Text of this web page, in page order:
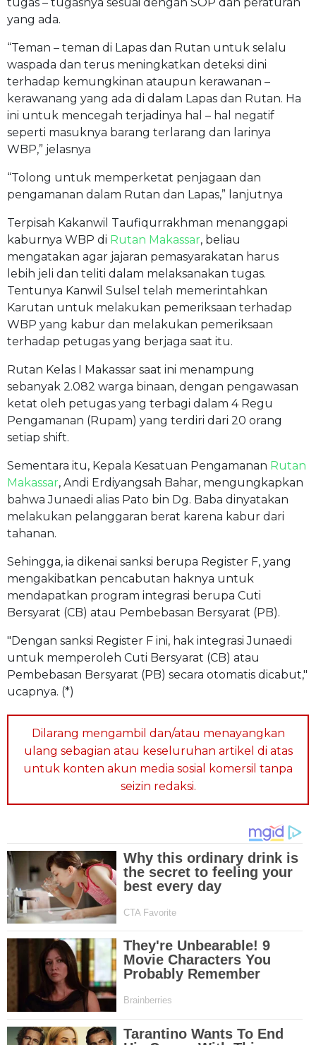
yang ada.
“Teman – teman di Lapas dan Rutan untuk selalu
waspada dan terus meningkatkan deteksi dini
terhadap kemungkinan ataupun kerawanan –
kerawanang yang ada di dalam Lapas dan Rutan. Ha
ini untuk mencegah terjadinya hal – hal negatif
seperti masuknya barang terlarang dan larinya
WBP,” jelasnya
“Tolong untuk memperketat penjagaan dan
pengamanan dalam Rutan dan Lapas,” lanjutnya
Terpisah Kakanwil Taufiqurrakhman menanggapi
kaburnya WBP di Rutan Makassar, beliau
mengatakan agar jajaran pemasyarakatan harus
lebih jeli dan teliti dalam melaksanakan tugas.
Tentunya Kanwil Sulsel telah memerintahkan
Karutan untuk melakukan pemeriksaan terhadap
WBP yang kabur dan melakukan pemeriksaan
terhadap petugas yang berjaga saat itu.
Rutan Kelas I Makassar saat ini menampung
sebanyak 2.082 warga binaan, dengan pengawasan
ketat oleh petugas yang terbagi dalam 4 Regu
Pengamanan (Rupam) yang terdiri dari 20 orang
setiap shift.
Sementara itu, Kepala Kesatuan Pengamanan Rutan
Makassar, Andi Erdiyangsah Bahar, mengungkapkan
bahwa Junaedi alias Pato bin Dg. Baba dinyatakan
melakukan pelanggaran berat karena kabur dari
tahanan.
Sehingga, ia dikenai sanksi berupa Register F, yang
mengakibatkan pencabutan haknya untuk
mendapatkan program integrasi berupa Cuti
Bersyarat (CB) atau Pembebasan Bersyarat (PB).
"Dengan sanksi Register F ini, hak integrasi Junaedi
untuk memperoleh Cuti Bersyarat (CB) atau
Pembebasan Bersyarat (PB) secara otomatis dicabut,"
ucapnya. (*)
Dilarang mengambil dan/atau menayangkan
ulang sebagian atau keseluruhan artikel di atas
untuk konten akun media sosial komersil tanpa
seizin redaksi.